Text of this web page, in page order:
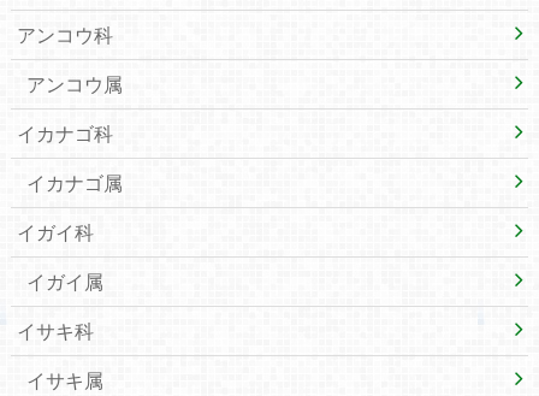
アンコウ科
アンコウ属
イカナゴ科
イカナゴ属
イガイ科
イガイ属
イサキ科
イサキ属